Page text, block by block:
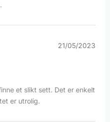
21/05/2023
et slikt sett. Det er enkelt
er utrolig.